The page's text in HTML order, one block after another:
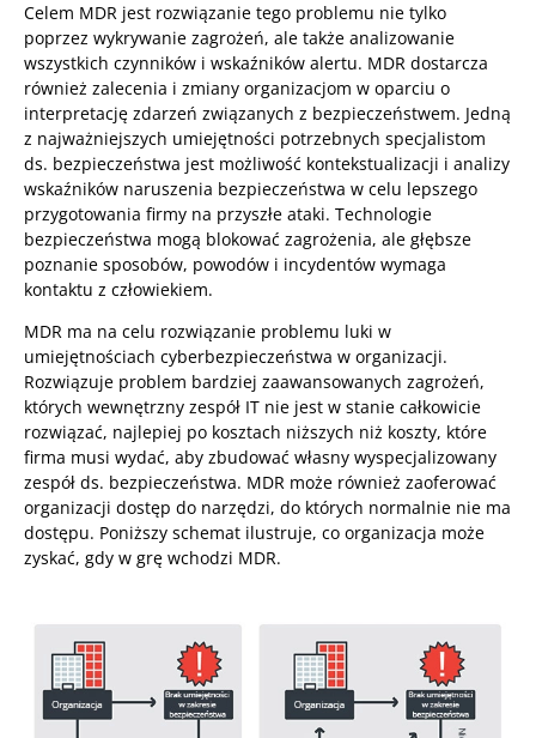
Celem MDR jest rozwiązanie tego problemu nie tylko
poprzez wykrywanie zagrożeń, ale także analizowanie
wszystkich czynników i wskaźników alertu. MDR dostarcza
również zalecenia i zmiany organizacjom w oparciu o
interpretację zdarzeń związanych z bezpieczeństwem. Jedną
z najważniejszych umiejętności potrzebnych specjalistom
ds. bezpieczeństwa jest możliwość kontekstualizacji i analizy
wskaźników naruszenia bezpieczeństwa w celu lepszego
przygotowania firmy na przyszłe ataki. Technologie
bezpieczeństwa mogą blokować zagrożenia, ale głębsze
poznanie sposobów, powodów i incydentów wymaga
kontaktu z człowiekiem.
MDR ma na celu rozwiązanie problemu luki w
umiejętnościach cyberbezpieczeństwa w organizacji.
Rozwiązuje problem bardziej zaawansowanych zagrożeń,
których wewnętrzny zespół IT nie jest w stanie całkowicie
rozwiązać, najlepiej po kosztach niższych niż koszty, które
firma musi wydać, aby zbudować własny wyspecjalizowany
zespół ds. bezpieczeństwa. MDR może również zaoferować
organizacji dostęp do narzędzi, do których normalnie nie ma
dostępu. Poniższy schemat ilustruje, co organizacja może
zyskać, gdy w grę wchodzi MDR.